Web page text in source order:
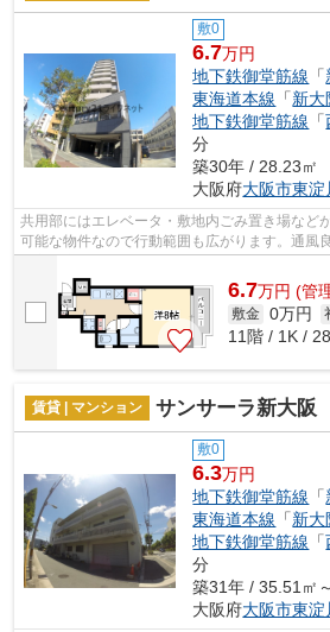
敷0
6.7万円
地下鉄御堂筋線 「
東海道本線 「新大
地下鉄御堂筋線 「
分
築30年 / 28.23㎡
大阪府大阪市東淀
共用部にはエレベータ・敷地内ごみ置き場など
可能な物件なので行動範囲も広がります。通風
6.7万円 (管
敷金 0万円
11階 / 1K /
賃貸 | マンション サンサーラ新大阪
敷0
6.3万円
地下鉄御堂筋線 「
東海道本線 「新大
地下鉄御堂筋線 「
分
築31年 / 35.51㎡
大阪府大阪市東淀